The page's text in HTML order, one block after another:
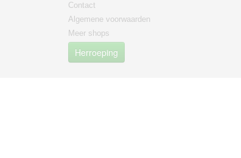
Contact
Algemene voorwaarden
Meer shops
Herroeping